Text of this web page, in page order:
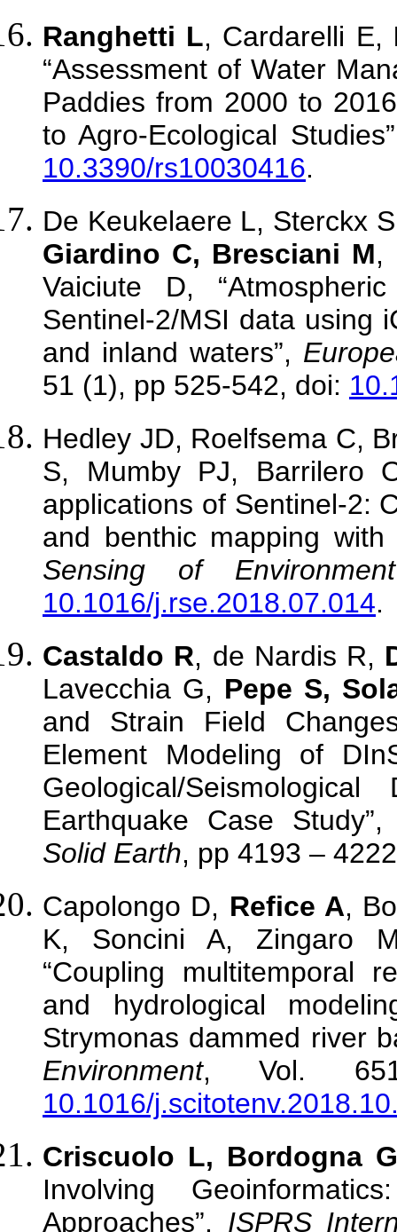
Ranghetti L, Cardarelli E,
“Assessment of Water
Paddies from 2000 to
to Agro-Ecological
10.3390/rs10030416.
De Keukelaere L, Sterckx
Giardino C, Bresciani M,
Vaiciute D,
Sentinel-2/MSI data using
and inland waters”,
51 (1), pp 525-542, doi:
Hedley JD, Roelfsema C,
S, Mumby PJ, Barrilero
applications of Sentinel-2:
and benthic mapping
Sensing of Environment
10.1016/j.rse.2018.07.014.
Castaldo R, de Nardis R,
Lavecchia G, Pepe S,
and Strain Field
Element Modeling of
Geological/
Earthquake Case
Solid Earth, pp 4193 –
Capolongo D, Refice A,
K, Soncini A, Zingaro
“Coupling multitemporal
and hydrological
Strymonas dammed river
Environment, Vol.
10.1016/
Criscuolo L, Bordogna
Involving
Approaches”, ISPRS